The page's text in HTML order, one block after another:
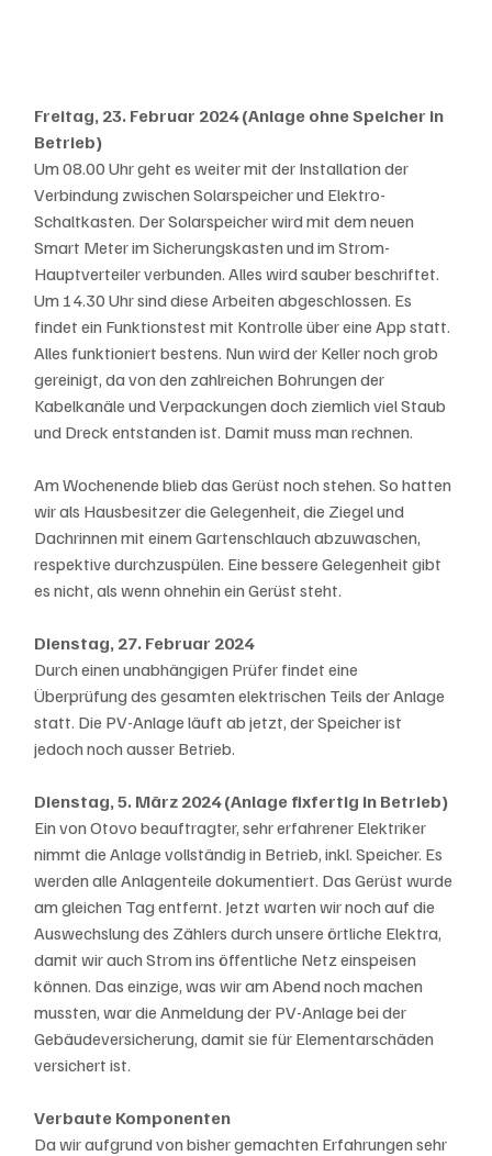
Freitag, 23. Februar 2024 (Anlage ohne Speicher in
Betrieb)
Um 08.00 Uhr geht es weiter mit der Installation der
Verbindung zwischen Solarspeicher und Elektro-
Schaltkasten. Der Solarspeicher wird mit dem neuen
Smart Meter im Sicherungskasten und im Strom-
Hauptverteiler verbunden. Alles wird sauber beschriftet.
Um 14.30 Uhr sind diese Arbeiten abgeschlossen. Es
findet ein Funktionstest mit Kontrolle über eine App statt.
Alles funktioniert bestens. Nun wird der Keller noch grob
gereinigt, da von den zahlreichen Bohrungen der
Kabelkanäle und Verpackungen doch ziemlich viel Staub
und Dreck entstanden ist. Damit muss man rechnen.
Am Wochenende blieb das Gerüst noch stehen. So hatten
wir als Hausbesitzer die Gelegenheit, die Ziegel und
Dachrinnen mit einem Gartenschlauch abzuwaschen,
respektive durchzuspülen. Eine bessere Gelegenheit gibt
es nicht, als wenn ohnehin ein Gerüst steht.
Dienstag, 27. Februar 2024
Durch einen unabhängigen Prüfer findet eine
Überprüfung des gesamten elektrischen Teils der Anlage
statt. Die PV-Anlage läuft ab jetzt, der Speicher ist
jedoch noch ausser Betrieb.
Dienstag, 5. März 2024 (Anlage fixfertig in Betrieb)
Ein von Otovo beauftragter, sehr erfahrener Elektriker
nimmt die Anlage vollständig in Betrieb, inkl. Speicher. Es
werden alle Anlagenteile dokumentiert. Das Gerüst wurde
am gleichen Tag entfernt. Jetzt warten wir noch auf die
Auswechslung des Zählers durch unsere örtliche Elektra,
damit wir auch Strom ins öffentliche Netz einspeisen
können. Das einzige, was wir am Abend noch machen
mussten, war die Anmeldung der PV-Anlage bei der
Gebäudeversicherung, damit sie für Elementarschäden
versichert ist.
Verbaute Komponenten
Da wir aufgrund von bisher gemachten Erfahrungen sehr